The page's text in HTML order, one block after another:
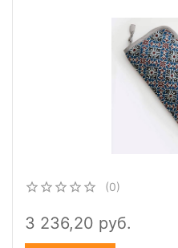
(0)
3 236,20 руб.